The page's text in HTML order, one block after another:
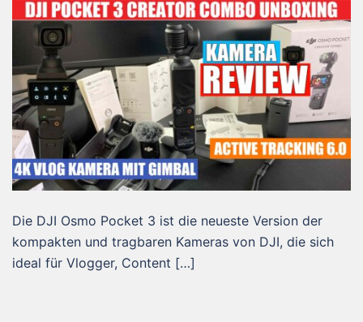
Die DJI Osmo Pocket 3 ist die neueste Version der
kompakten und tragbaren Kameras von DJI, die sich
ideal für Vlogger, Content […]